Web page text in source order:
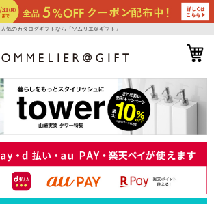
人気のカタログギフトなら『ソムリエ＠ギフト』